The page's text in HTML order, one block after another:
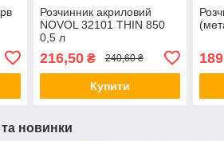
Розчинник акриловий
NOVOL 32101 THIN 850
0,5 л
216,50₴ 240,60 ₴
Купити
та новинки